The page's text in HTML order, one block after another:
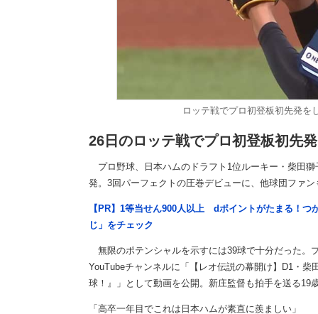
ロッテ戦でプロ初登板初先発を
26日のロッテ戦でプロ初登板初先発
プロ野球、日本ハムのドラフト1位ルーキー・柴田
発。3回パーフェクトの圧巻デビューに、他球団ファ
【PR】1等当せん900人以上 dポイントがたまる！つ
じ」をチェック
無限のポテンシャルを示すには39球で十分だった
YouTubeチャンネルに「【レオ伝説の幕開け】D1・
球！』」として動画を公開。新庄監督も拍手を送る19
「高卒一年目でこれは日本ハムが素直に羨ましい」